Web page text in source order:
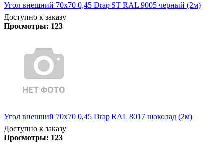
Угол внешний 70х70 0,45 Drap ST RAL 9005 черный (2м)
Доступно к заказу
Просмотры: 123
Угол внешний 70х70 0,45 Drap RAL 8017 шоколад (2м)
Доступно к заказу
Просмотры: 123